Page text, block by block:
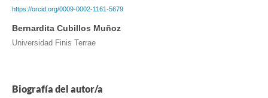
https://orcid.org/0009-0002-1161-5679
Bernardita Cubillos Muñoz
Universidad Finis Terrae
Biografía del autor/a